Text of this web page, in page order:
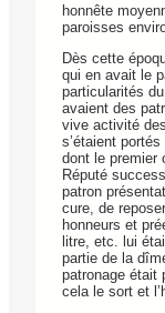
honnête
paroisses
Dès cette
qui en avait le
particularités
avaient des
vive activité
s’étaient
dont le premier
Réputé
patron
cure, de
honneurs et
litre, etc. lui
partie de la
patronage était
cela le sort et